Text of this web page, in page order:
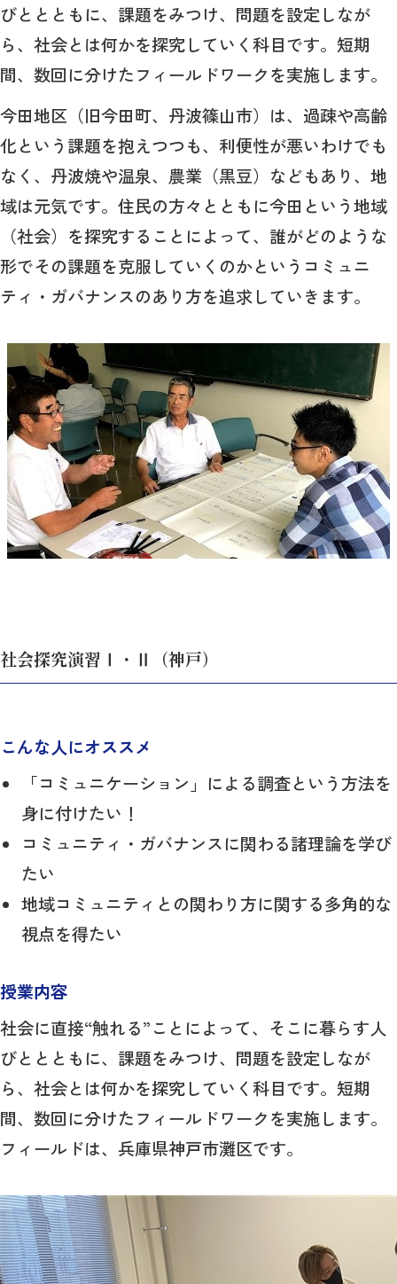
びととともに、課題をみつけ、問題を設定しなが
ら、社会とは何かを探究していく科目です。短期
間、数回に分けたフィールドワークを実施します。
今田地区（旧今田町、丹波篠山市）は、過疎や高齢
化という課題を抱えつつも、利便性が悪いわけでも
なく、丹波焼や温泉、農業（黒豆）などもあり、地
域は元気です。住民の方々とともに今田という地域
（社会）を探究することによって、誰がどのような
形でその課題を克服していくのかというコミュニ
ティ・ガバナンスのあり方を追求していきます。
社会探究演習Ⅰ・Ⅱ（神戸）
こんな人にオススメ
「コミュニケーション」による調査という方法を
身に付けたい！
コミュニティ・ガバナンスに関わる諸理論を学び
たい
地域コミュニティとの関わり方に関する多角的な
視点を得たい
授業内容
社会に直接“触れる”ことによって、そこに暮らす人
びととともに、課題をみつけ、問題を設定しなが
ら、社会とは何かを探究していく科目です。短期
間、数回に分けたフィールドワークを実施します。
フィールドは、兵庫県神戸市灘区です。